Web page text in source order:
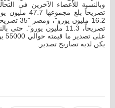
تصريحاً، 11.3 مليون
يكن لديه تصاريح تصدير.